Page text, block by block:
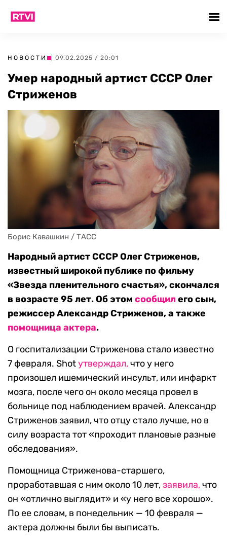
НОВОСТИ | 09.02.2025 / 20:01
Умер народный артист СССР Олег
Стриженов
Борис Кавашкин / ТАСС
Народный артист СССР Олег Стриженов,
известный широкой публике по фильму
«Звезда пленительного счастья», скончался
в возрасте 95 лет. Об этом сообщилего сын,
режиссер Александр Стриженов, а также
помощница актера.
О госпитализации Стриженова стало известно
7 февраля. Shotутверждал,что у него
произошел ишемический инсульт, или инфаркт
мозга, после чего он около месяца провел в
больнице под наблюдением врачей. Александр
Стриженов заявил, что отцу стало лучше, но в
силу возраста тот «проходит плановые разные
обследования».
Помощница Стриженова-старшего,
проработавшая с ним около 10 лет,заявила,что
он «отлично выглядит» и «у него все хорошо».
По ее словам, в понедельник — 10 февраля —
актера должны были бы выписать.